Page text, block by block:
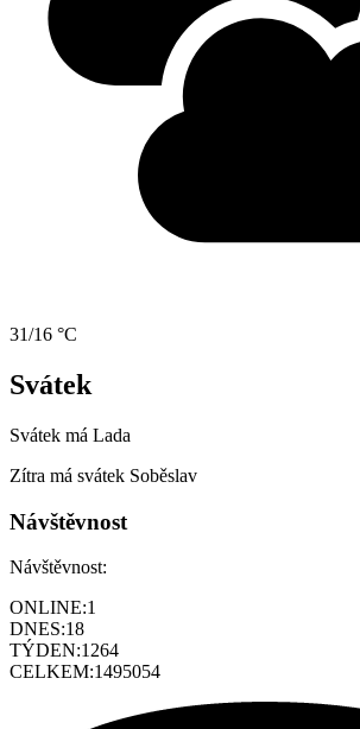
31/16 °C
Svátek
Svátek má Lada
Zítra má svátek Soběslav
Návštěvnost
Návštěvnost:
ONLINE:1
DNES:18
TÝDEN:1264
CELKEM:1495054